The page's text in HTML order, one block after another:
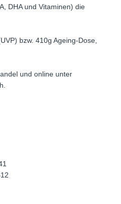
DHA und Vitaminen) die
bzw. 410g Ageing-Dose,
und online unter